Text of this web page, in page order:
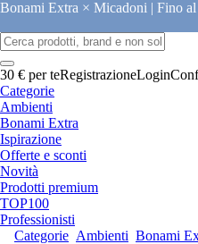
Bonami Extra × Micadoni | Fino
30 € per teRegistrazioneLogin
Categorie
Ambienti
Bonami Extra
Ispirazione
Offerte e sconti
Novità
Prodotti premium
TOP100
Professionisti
Categorie Ambienti Bonami